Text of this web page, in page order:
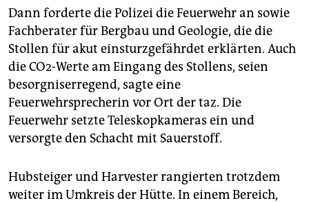
Dann forderte die Polizei die Feuerwehr an sowie
Fachberater für Bergbau und Geologie, die die
Stollen für akut einsturzgefährdet erklärten. Auch
die CO2-Werte am Eingang des Stollens, seien
besorgniserregend, sagte eine
Feuerwehrsprecherin vor Ort der taz. Die
Feuerwehr setzte Teleskopkameras ein und
versorgte den Schacht mit Sauerstoff.
Hubsteiger und Harvester rangierten trotzdem
weiter im Umkreis der Hütte. In einem Bereich,